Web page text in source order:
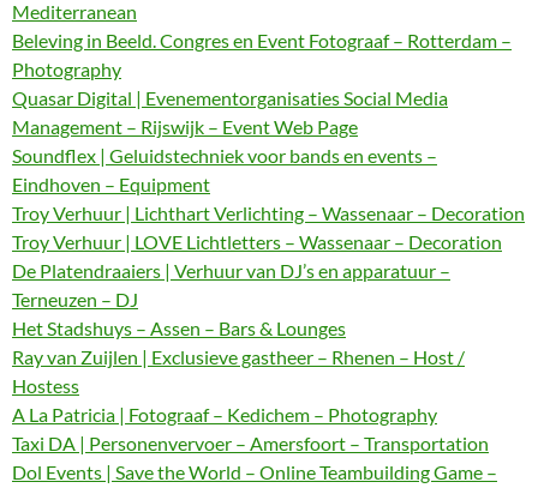
Mediterranean
Beleving in Beeld. Congres en Event Fotograaf – Rotterdam –
Photography
Quasar Digital | Evenementorganisaties Social Media
Management – Rijswijk – Event Web Page
Soundflex | Geluidstechniek voor bands en events –
Eindhoven – Equipment
Troy Verhuur | Lichthart Verlichting – Wassenaar – Decoration
Troy Verhuur | LOVE Lichtletters – Wassenaar – Decoration
De Platendraaiers | Verhuur van DJ’s en apparatuur –
Terneuzen – DJ
Het Stadshuys – Assen – Bars & Lounges
Ray van Zuijlen | Exclusieve gastheer – Rhenen – Host /
Hostess
A La Patricia | Fotograaf – Kedichem – Photography
Taxi DA | Personenvervoer – Amersfoort – Transportation
Dol Events | Save the World – Online Teambuilding Game –